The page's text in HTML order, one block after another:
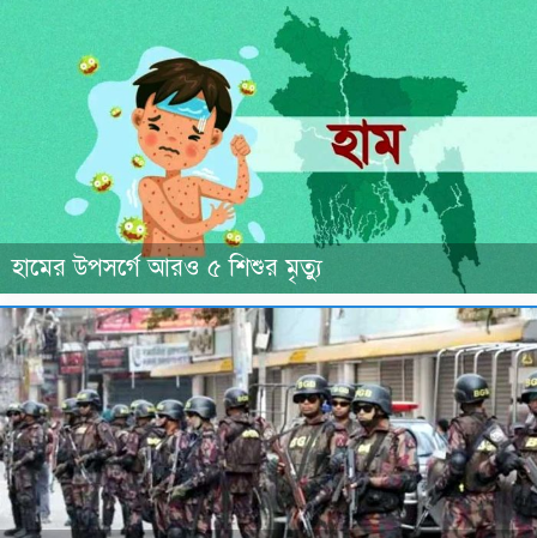
হামের উপসর্গে আরও ৫ শিশুর মৃত্যু